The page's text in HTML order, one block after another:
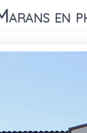
en